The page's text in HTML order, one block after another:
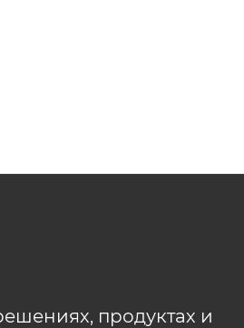
продуктах и